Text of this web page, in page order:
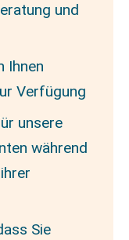
und
Ihnen
Verfügung
unsere
während
Sie